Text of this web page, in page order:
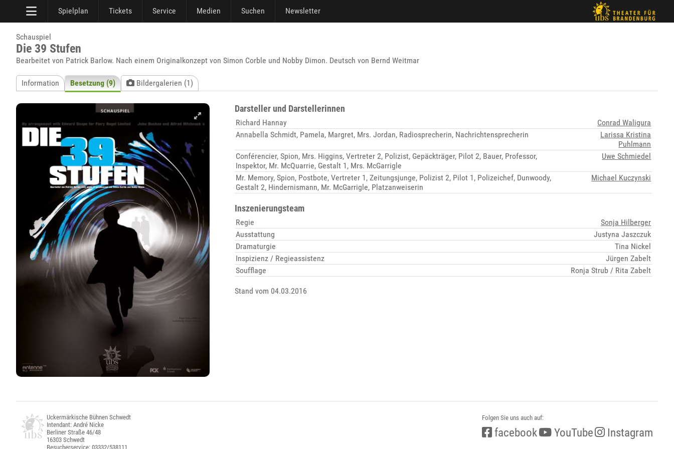
Spielplan Tickets Service Medien Suchen Newsletter
Schauspiel
Die 39 Stufen
Bearbeitet von Patrick Barlow. Nach einem Originalkonzept von Simon Corble und Nobby Dimon. Deutsch von Bernd Weitmar
Information Besetzung (9) Bildergalerien (1)
Darsteller und Darstellerinnen
Richard Hannay
Conrad Waligura
Annabella Schmidt, Pamela, Margret, Mrs. Jordan, Radiosprecherin, Nachrichtensprecherin
Larissa Kristina
Puhlmann
Conférencier, Spion, Mrs. Higgins, Vertreter 2, Polizist, Gepäckträger, Pilot 2, Bauer, Professor,
Inspektor, Mr. McQuarrie, Gestalt 1, Mrs. McGarrigle
Uwe Schmiedel
Mr. Memory, Spion, Postbote, Vertreter 1, Zeitungsjunge, Polizist 2, Pilot 1, Polizeichef, Dunwoody,
Gestalt 2, Hindernismann, Mr. McGarrigle, Platzanweiserin
Michael Kuczynski
Inszenierungsteam
Regie
Sonja Hilberger
Ausstattung
Justyna Jaszczuk
Dramaturgie
Tina Nickel
Inspizienz / Regieassistenz
Jürgen Zabelt
Soufflage
Ronja Strub / Rita Zabelt
Stand vom 04.03.2016
Uckermärkische Bühnen Schwedt
Intendant: André Nicke
Berliner Straße 46/48
16303 Schwedt
Besucherservice: 03332/538111
Folgen Sie uns auch auf:
facebook YouTube Instagram